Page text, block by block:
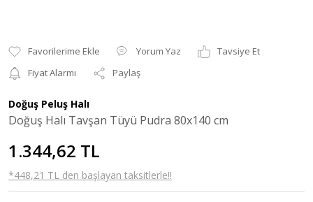
Yorum Yaz
Tavsiye Et
Fiyat Alarmı
Paylaş
Doğuş Peluş Halı
Doğuş Halı Tavşan Tüyü Pudra 80x140 cm
1.344,62 TL
*448,21 TL den başlayan taksitlerle!!